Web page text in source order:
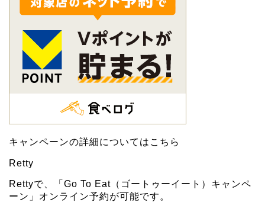
キャンペーンの詳細については こちら
Retty
Rettyで、「Go To Eat（ゴートゥーイート）キャンペ
ーン」オンライン予約が可能です。